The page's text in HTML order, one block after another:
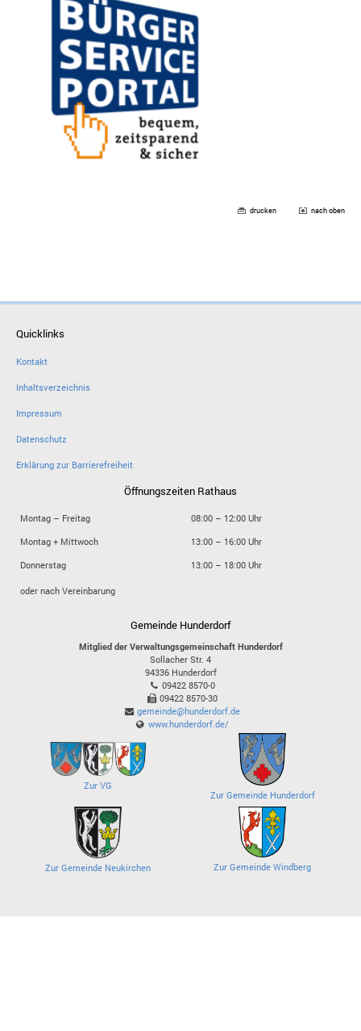
drucken nach oben
Quicklinks
Kontakt
Inhaltsverzeichnis
Impressum
Datenschutz
Erklärung zur Barrierefreiheit
Öffnungszeiten Rathaus
Montag – Freitag
08:00 – 12:00 Uhr
Montag + Mittwoch
13:00 – 16:00 Uhr
Donnerstag
13:00 – 18:00 Uhr
oder nach Vereinbarung
Gemeinde Hunderdorf
Mitglied der Verwaltungsgemeinschaft Hunderdorf
Sollacher Str. 4
94336 Hunderdorf
09422 8570-0
09422 8570-30
gemeinde@hunderdorf.de
www.hunderdorf.de/
Zur VG
Zur Gemeinde Hunderdorf
Zur Gemeinde Neukirchen Zur Gemeinde Windberg